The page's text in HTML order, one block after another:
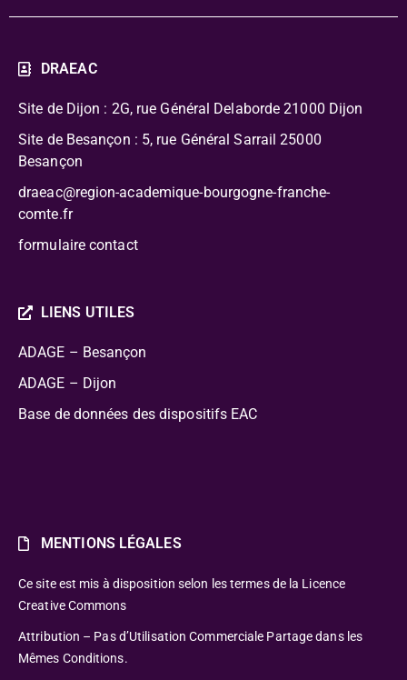
DRAEAC
Site de Dijon : 2G, rue Général Delaborde 21000 Dijon
Site de Besançon : 5, rue Général Sarrail 25000
Besançon
draeac@region-academique-bourgogne-franche-
comte.fr
formulaire contact
LIENS UTILES
ADAGE – Besançon
ADAGE – Dijon
Base de données des dispositifs EAC
MENTIONS LÉGALES
Ce site est mis à disposition selon les termes de la Licence
Creative Commons
Attribution – Pas d’Utilisation Commerciale Partage dans les
Mêmes Conditions.